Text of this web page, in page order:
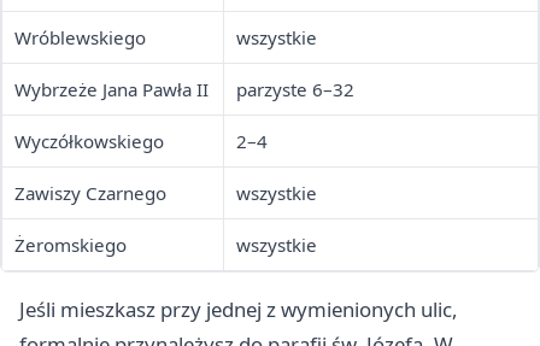
Wróblewskiego wszystkie
Wybrzeże Jana Pawła II parzyste 6–32
Wyczółkowskiego 2–4
Zawiszy Czarnego wszystkie
Żeromskiego wszystkie
Jeśli mieszkasz przy jednej z wymienionych ulic,